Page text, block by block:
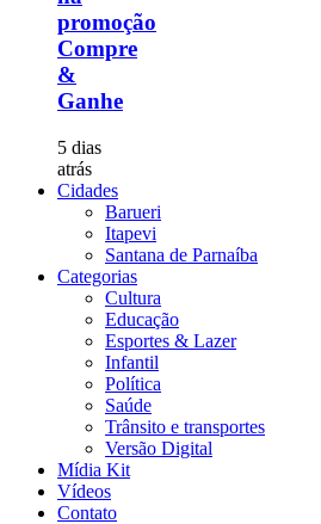
promoção
Compre
&
Ganhe
5 dias
atrás
Cidades
Barueri
Itapevi
Santana de Parnaíba
Categorias
Cultura
Educação
Esportes & Lazer
Infantil
Política
Saúde
Trânsito e transportes
Versão Digital
Mídia Kit
Vídeos
Contato